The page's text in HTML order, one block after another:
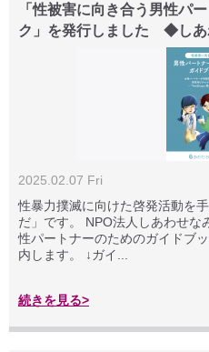
「性被害に向き合う男性パ
ク」を発行しました ◆し
2025.02.07 Fri
性暴力撲滅に向けた啓発活動を
だ」です。 NPO法人しあわせな
性パートナーのためのガイドブ
内します。 ↓ガイ...
続きを見る>